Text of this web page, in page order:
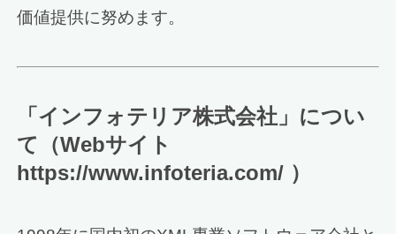
価値提供に努めます。
「インフォテリア株式会社」につい
て（Webサイト
https://www.infoteria.com/ ）